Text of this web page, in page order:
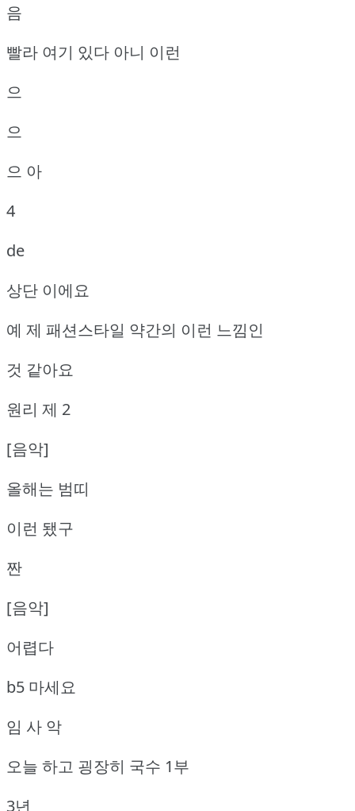
음
빨라 여기 있다 아니 이런
으
으
으 아
4
de
상단 이에요
예 제 패션스타일 약간의 이런 느낌인
것 같아요
원리 제 2
[음악]
올해는 범띠
이런 됐구
짠
[음악]
어렵다
b5 마세요
임 사 악
오늘 하고 굉장히 국수 1부
3년